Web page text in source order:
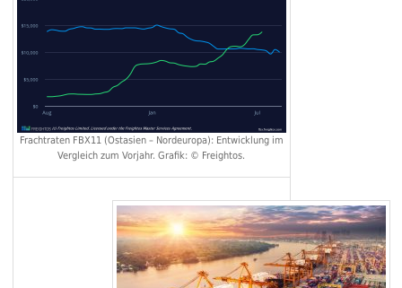
Frachtraten FBX11 (Ostasien – Nordeuropa): Entwicklung im
Vergleich zum Vorjahr. Grafik: © Freightos.